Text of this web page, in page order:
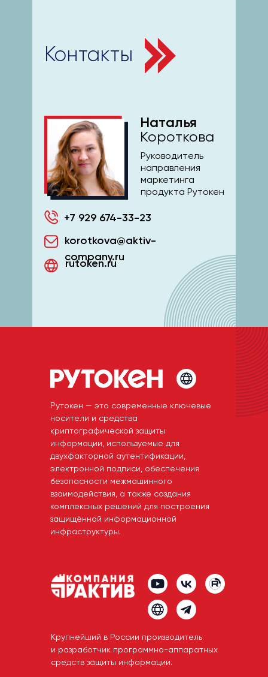
Наталья
Короткова
Руководитель
направления
маркетинга
продукта Рутокен
+7 929 674-33-23
korotkova@aktiv-
company.ru
rutoken.ru
Контакты
Рутокен — это современные ключевые
носители и средства
криптографической защиты
информации, используемые для
двухфакторной аутентификации,
электронной подписи, обеспечения
безопасности межмашинного
взаимодействия, а также создания
комплексных решений для построения
защищённой информационной
инфраструктуры.
Крупнейший в России производитель
и разработчик программно-аппаратных
средств защиты информации.